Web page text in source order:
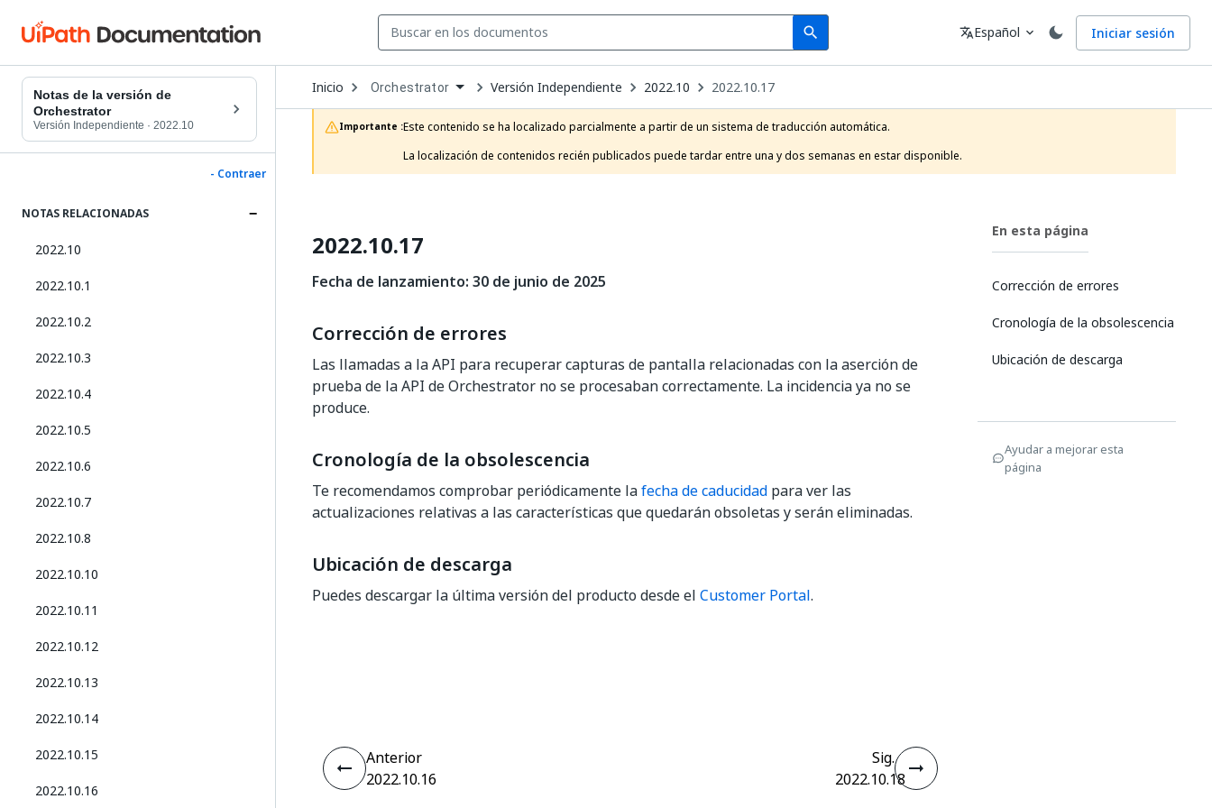
search
Search Idioma
translateEspañol expand_more Iniciar sesión
Notas de la versión de
Orchestrator
Versión Independiente · 2022.10
- Contraer
NOTAS RELACIONADAS
2022.10
2022.10.1
2022.10.2
2022.10.3
2022.10.4
2022.10.5
2022.10.6
2022.10.7
2022.10.8
2022.10.10
2022.10.11
2022.10.12
2022.10.13
2022.10.14
2022.10.15
2022.10.16
Inicio Open
Dropdown
to
choose
product
Orchestrator Versión Independiente 2022.10 2022.10.17
Importante :Este contenido se ha localizado parcialmente a partir de un sistema de traducción automática.
La localización de contenidos recién publicados puede tardar entre una y dos semanas en estar disponible.
2022.10.17
Fecha de lanzamiento: 30 de junio de 2025
Corrección de errores
Las llamadas a la API para recuperar capturas de pantalla relacionadas con la aserción de
prueba de la API de Orchestrator no se procesaban correctamente. La incidencia ya no se
produce.
Cronología de la obsolescencia
Te recomendamos comprobar periódicamente lafecha de caducidad para ver las
actualizaciones relativas a las características que quedarán obsoletas y serán eliminadas.
Ubicación de descarga
Puedes descargar la última versión del producto desde el Customer Portal.
En esta página
Corrección de errores
Cronología de la obsolescencia
Ubicación de descarga
Ayudar a mejorar esta
página
Anterior
2022.10.16
Sig.
2022.10.18